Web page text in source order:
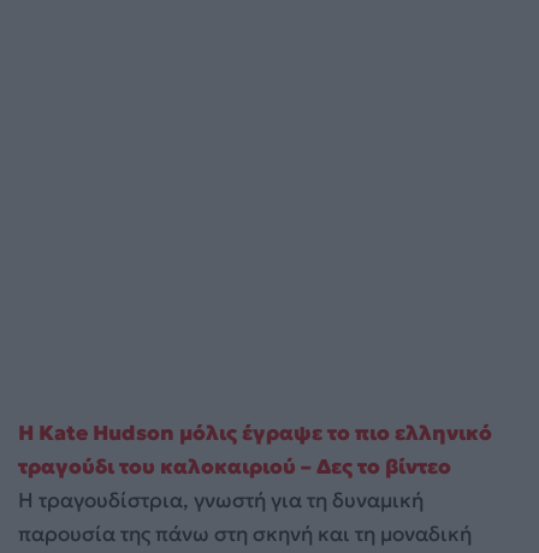
Η Kate Hudson μόλις έγραψε το πιο ελληνικό
τραγούδι του καλοκαιριού – Δες το βίντεο
Η τραγουδίστρια, γνωστή για τη δυναμική
παρουσία της πάνω στη σκηνή και τη μοναδική